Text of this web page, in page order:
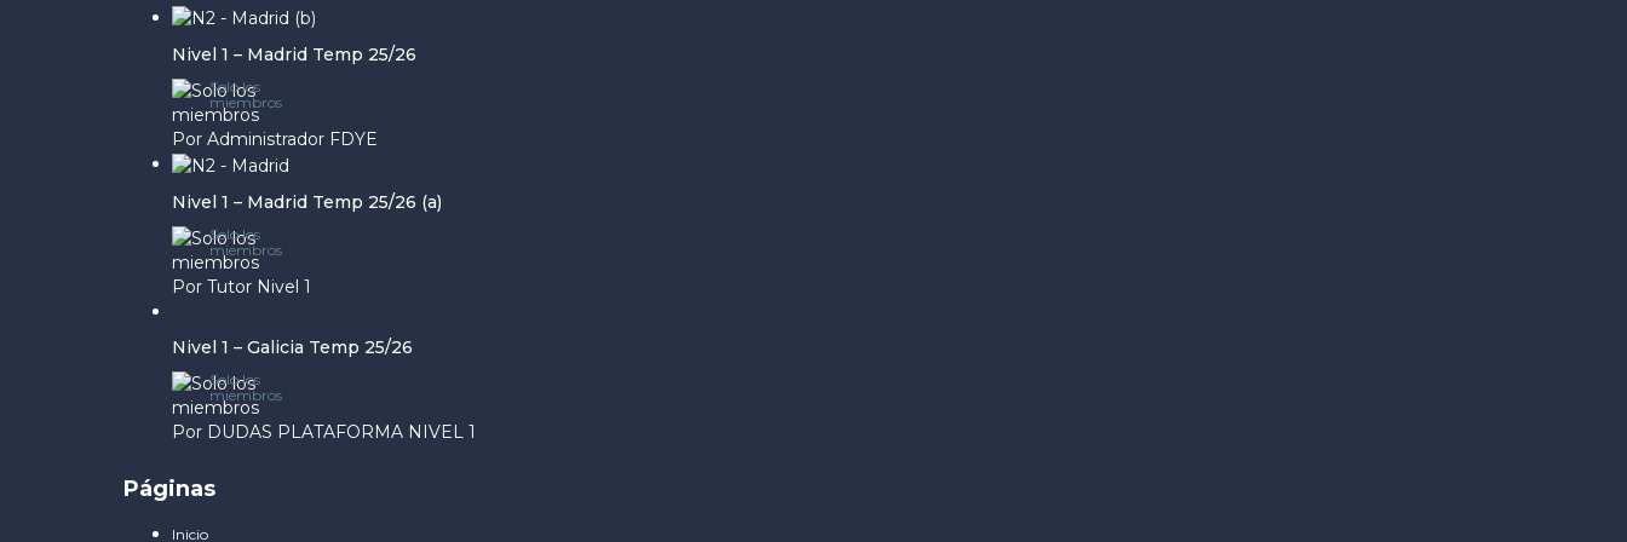
Nivel 1 – Madrid Temp 25/26
Solo los
miembros
Por Administrador FDYE
Nivel 1 – Madrid Temp 25/26 (a)
Solo los
miembros
Por Tutor Nivel 1
Nivel 1 – Galicia Temp 25/26
Solo los
miembros
Por DUDAS PLATAFORMA NIVEL 1
Páginas
Inicio